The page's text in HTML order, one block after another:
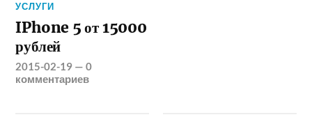
УСЛУГИ
IPhone 5 от 15000
рублей
2015-02-19 —0
комментариев